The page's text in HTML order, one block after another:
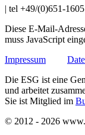
| tel +49/(0)651-
Diese E-Mail-
muss JavaScript
Impressum
Die ESG ist eine
und arbeitet
Sie ist Mitglied im
© 2012 - 2026